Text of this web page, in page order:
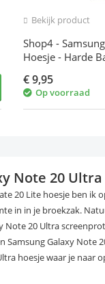
Bekijk product
Shop4 -
Hoesje - Harde
€9,95
Op voorraad
Note 20
20 Lite hoesje ben ik
in in je broekzak.
20 Ultra
Galaxy Note
hoesje waar je naar